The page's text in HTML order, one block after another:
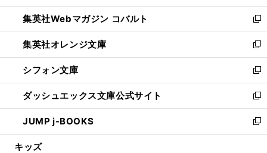
開
く
ウ
で
開
く
ン
ド
ウ
で
開
く
ウ
ィ
ン
ド
ウ
で
開
く
集英社Webマガジン コバルト
新
し
い
ウ
ィ
ン
ド
ウ
で
開
集英社オレンジ文庫
新
し
い
ウ
ィ
ン
ド
ウ
シフォン文庫
新
し
い
ウ
ィ
ン
ダッシュエックス文庫公式サイト
新
し
い
ウ
JUMP j-BOOKS
新
し
キッズ